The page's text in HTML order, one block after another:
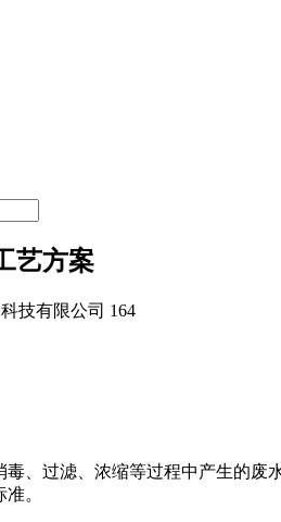
艺方案
技有限公司 164
、过滤、浓缩等过程中产生的
。